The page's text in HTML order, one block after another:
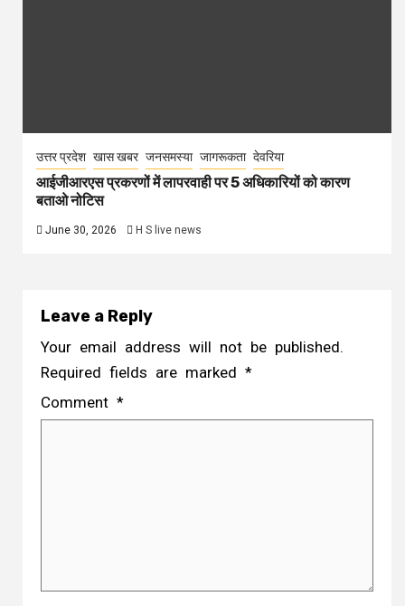
उत्तर प्रदेश खास खबर जनसमस्या जागरूकता देवरिया
आईजीआरएस प्रकरणों में लापरवाही पर 5 अधिकारियों को कारण
बताओ नोटिस
June 30, 2026 H S live news
Leave a Reply
Your email address will not be published.
Required fields are marked *
Comment *